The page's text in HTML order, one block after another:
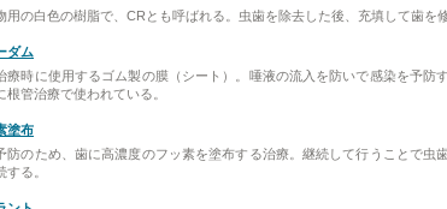
用の白色の樹脂で、CRとも呼ばれる。虫歯を除去した後、充填して歯を
ダム
療時に使用するゴム製の膜（シート）。唾液の流入を防いで感染を予防
根管治療で使われている。
塗布
防のため、歯に高濃度のフッ素を塗布する治療。継続して行うことで虫
する。